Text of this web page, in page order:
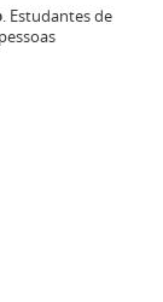
. Estudantes de